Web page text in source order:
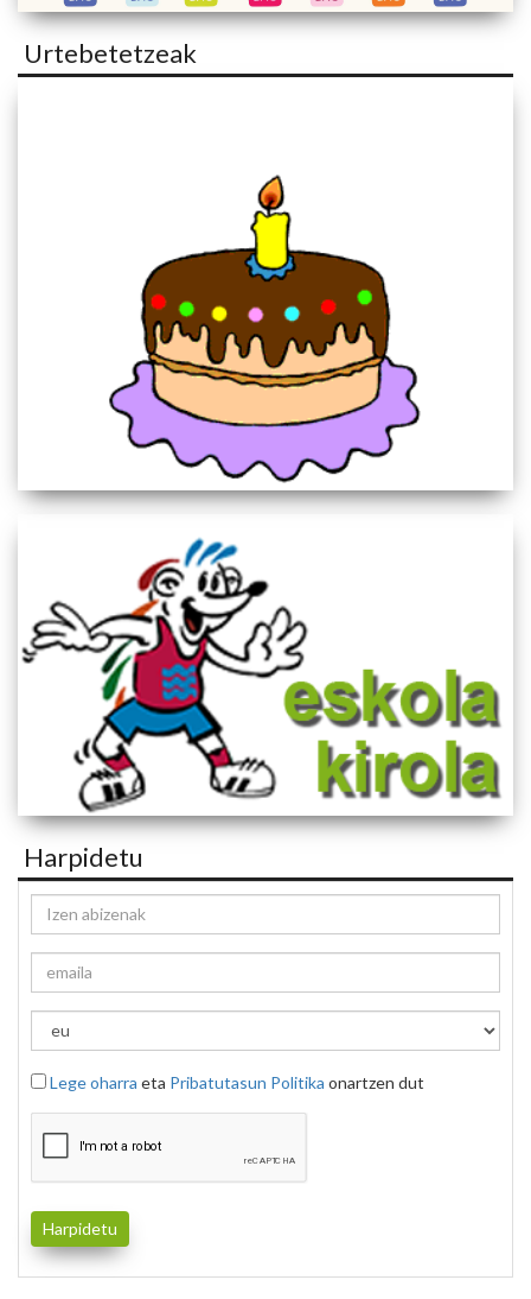
Urtebetetzeak
Harpidetu
Lege oharra eta Pribatutasun Politika onartzen dut